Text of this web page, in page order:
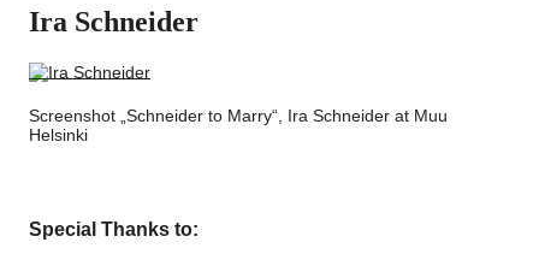
Home
Artists
Jovan Balov
Ira Schneider
Screenshot „Schneider to Marry“, Ira Schneider at Muu
Helsinki
Special Thanks to: